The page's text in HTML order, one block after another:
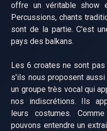
offre un véritable show
Percussions, chants
sont de la partie. C'est
pays des balkans.
Les 6 croates ne sont
s'ils nous proposent
un groupe très vocal qui
nos indiscrétions. Ils
leurs costumes.
pouvons entendre un